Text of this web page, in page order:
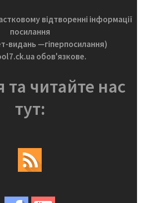
відтворенні інформації
посилання
видань —гіперпосилання)
обов'язкове.
та читайте нас
тут: